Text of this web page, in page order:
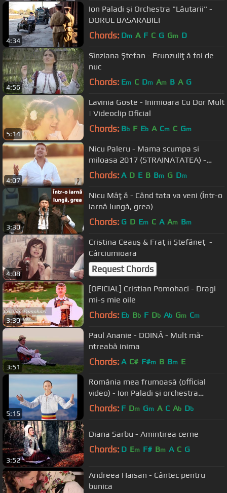
4:34
Ion Paladi și Orchestra "Lăutarii" -
DORUL BASARABIEI
Chords: Dm A F C G Gm D
4:56
Sînziana Ştefan - Frunzuliţă foi de
nuc
Chords: Em C Dm Am B A G
5:14
Lavinia Goste - Inimioara Cu Dor Mult
| Videoclip Oficial
Chords: Bb F Eb A Cm C Gm
4:07
Nicu Paleru - Mama scumpa si
miloasa 2017 (STRAINATATEA) -
VIDEOCLIP OFICIAL
Chords: A D E B Bm G Dm
3:30
Nicu Mâţă - Când tata va veni (Într-o
iarnă lungă, grea)
Chords: G D Em C A Am Bm
4:08
Cristina Ceauş & Fraţii Ştefăneţ -
Cârciumioara
Request Chords
3:30
[OFICIAL] Cristian Pomohaci - Dragi
mi-s mie oile
Chords: Eb Bb F Db Ab Gm Cm
3:51
Paul Ananie - DOINĂ - Mult mă-
ntreabă inima
Chords: A C# F#m B Bm E
5:15
România mea frumoasă (official
video) - Ion Paladi și orchestra
"Lautarii" dirijor Nicolae Botgros
Chords: F Dm Gm A C Ab Db
3:52
Diana Sarbu - Amintirea cerne
Chords: D Em F# Bm A C G
Andreea Haisan - Cântec pentru
bunica